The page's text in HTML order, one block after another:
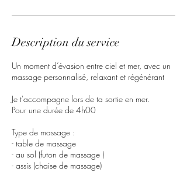
Description du service
Un moment d’évasion entre ciel et mer, avec un
massage personnalisé, relaxant et régénérant
Je t'accompagne lors de ta sortie en mer.
Pour une durée de 4h00
Type de massage :
- table de massage
- au sol (futon de massage )
- assis (chaise de massage)